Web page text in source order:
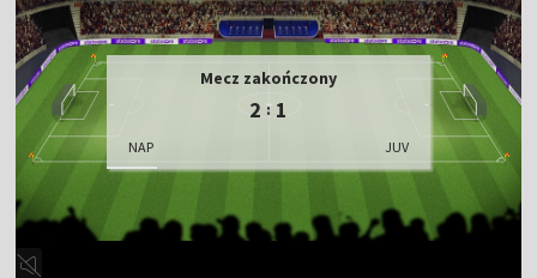
Mecz zakończony
NAP
2 : 1
JUV